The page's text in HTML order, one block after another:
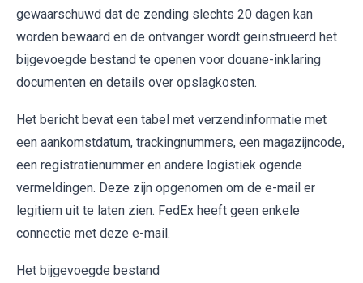
gewaarschuwd dat de zending slechts 20 dagen kan
worden bewaard en de ontvanger wordt geïnstrueerd het
bijgevoegde bestand te openen voor douane-inklaring
documenten en details over opslagkosten.
Het bericht bevat een tabel met verzendinformatie met
een aankomstdatum, trackingnummers, een magazijncode,
een registratienummer en andere logistiek ogende
vermeldingen. Deze zijn opgenomen om de e-mail er
legitiem uit te laten zien. FedEx heeft geen enkele
connectie met deze e-mail.
Het bijgevoegde bestand